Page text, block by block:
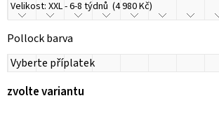
Pollock barva
zvolte variantu